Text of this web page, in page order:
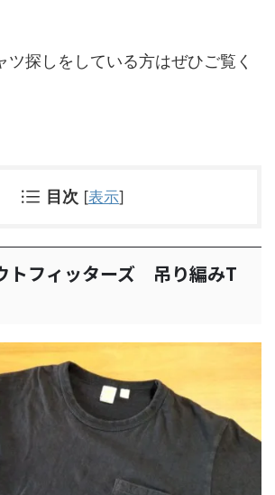
ツ探しをしている方はぜひご覧く
目次 [表示]
トフィッターズ 吊り編みT